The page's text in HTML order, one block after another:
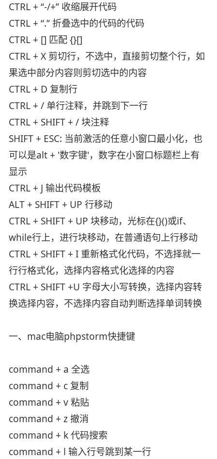
CTRL + “-/+” 收缩展开代码
CTRL + “.” 折叠选中的代码的代码
CTRL + [] 匹配 {}[]
CTRL + X 剪切行，不选中，直接剪切整个行，如
果选中部分内容则剪切选中的内容
CTRL + D 复制行
CTRL + / 单行注释，并跳到下一行
CTRL + SHIFT + / 块注释
SHIFT + ESC: 当前激活的任意小窗口最小化，也
可以是alt + '数字键'，数字在小窗口标题栏上有
显示
CTRL + J 输出代码模板
ALT + SHIFT + UP 行移动
CTRL + SHIFT + UP 块移动，光标在{}()或if、
while行上，进行块移动，在普通语句上行移动
CTRL + SHIFT + I 重新格式化代码，不选择就一
行行格式化，选择内容格式化选择的内容
CTRL + SHIFT +U 字母大小写转换，选择内容转
换选择内容，不选择内容自动判断选择单词转换
一、mac电脑phpstorm快捷键
command + a 全选
command + c 复制
command + v 粘贴
command + z 撤消
command + k 代码搜索
command + l 输入行号跳到某一行